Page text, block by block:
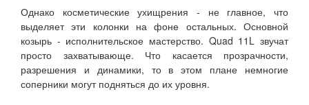
Однако косметические ухищрения - не главное, что
выделяет эти колонки на фоне остальных. Основной
козырь - исполнительское мастерство. Quad 11L звучат
просто захватывающе. Что касается прозрачности,
разрешения и динамики, то в этом плане немногие
соперники могут подняться до их уровня.